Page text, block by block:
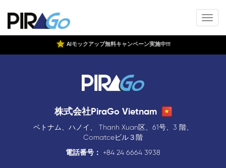
AIモックアップ無料キャンペーン実施中!!!
株式会社PiraGo Vietnam
ベトナム、ハノイ、 Thanh Xuan区、61号、3 階、
Comatceビル３階
電話番号：
+84 24 6664 3938